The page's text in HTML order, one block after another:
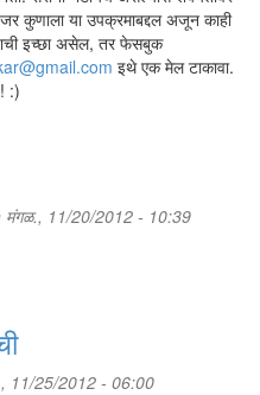
कुणाला या उपक्रमाबद्दल अजून काही
इच्छा असेल, तर फेसबुक
इथे एक मेल टाकावा.
:)
11/20/2012 - 10:39
11/25/2012 - 06:00